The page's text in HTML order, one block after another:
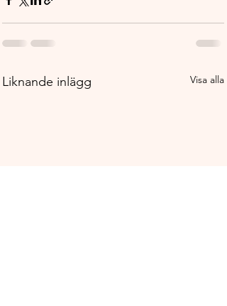
Liknande inlägg Visa alla